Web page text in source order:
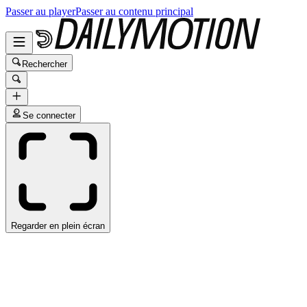
Passer au playerPasser au contenu principal
Rechercher
Se connecter
Regarder en plein écran